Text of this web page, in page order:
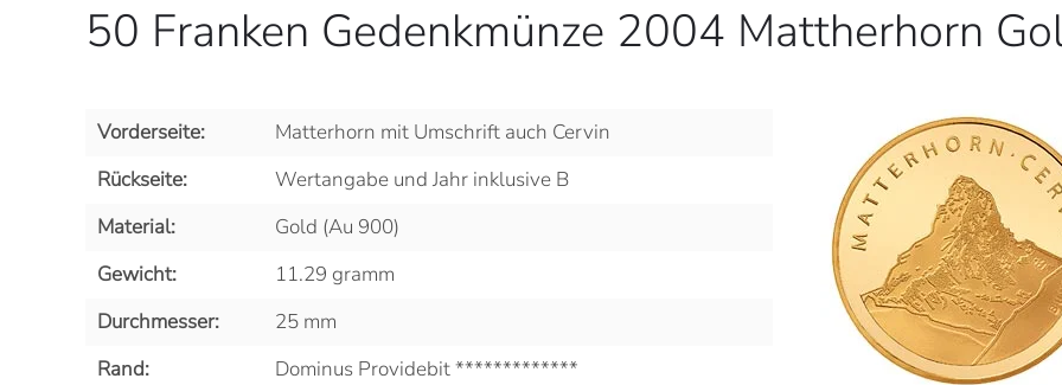
50 Franken Gedenkmünze 2004 Mattherhorn
Vorderseite:
Matterhorn mit Umschrift auch Cervin
Rückseite:
Wertangabe und Jahr inklusive B
Material:
Gold (Au 900)
Gewicht:
11.29 gramm
Durchmesser:
25 mm
Rand:
Dominus Providebit *************